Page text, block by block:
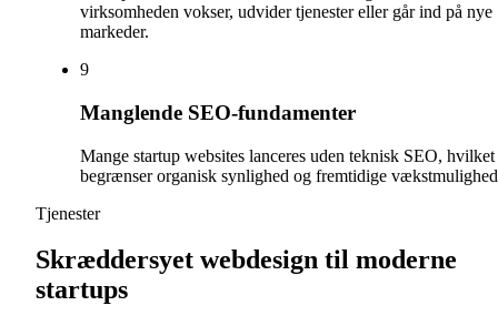
virksomheden vokser, udvider tjenester eller går ind på nye
markeder.
9
Manglende SEO-fundamenter
Mange startup websites lanceres uden teknisk SEO, hvilket
begrænser organisk synlighed og fremtidige
Tjenester
Skræddersyet webdesign til moderne
startups